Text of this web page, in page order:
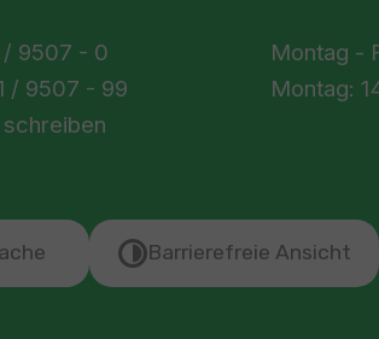
/ 9507 - 0
/ 9507 - 99
schreiben
Montag -
Montag:
Barrierefreie Ansicht